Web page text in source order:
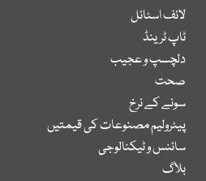
لائف اسٹائل
ٹاپ ٹرینڈ
دلچسپ و عجیب
صحت
سونے کے نرخ
پیٹرولیم مصنوعات کی قیمتیں
سائنس و ٹیکنالوجی
بلاگ